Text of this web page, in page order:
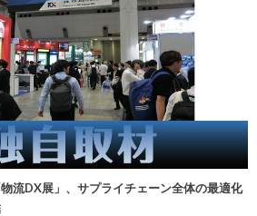
物流DX展」、サプライチェーン全体の最適化